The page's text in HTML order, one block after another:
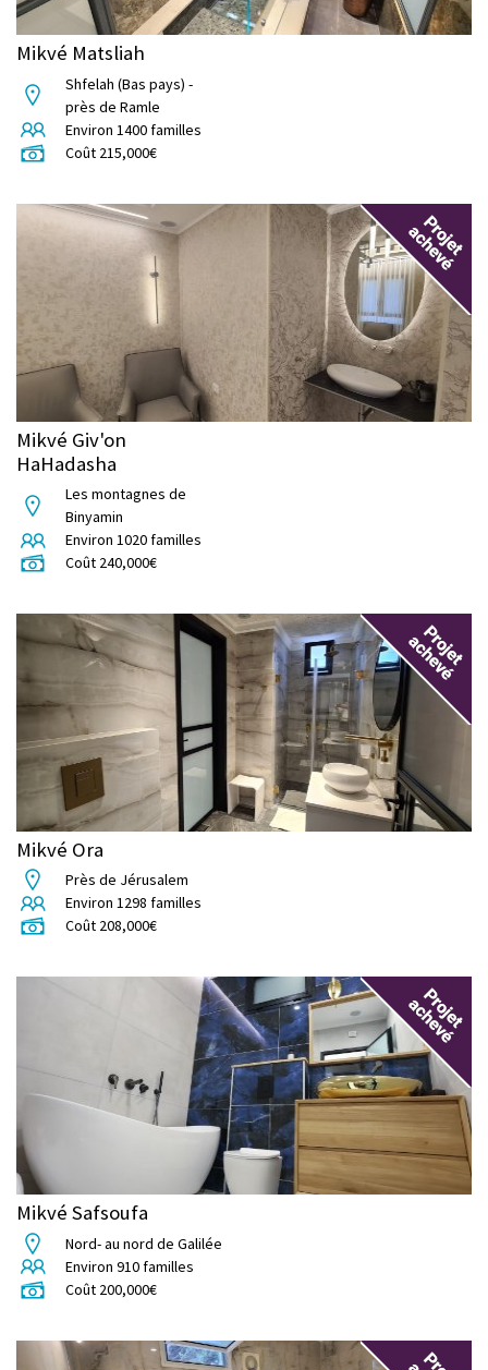
Mikvé Matsliah
Shfelah (Bas pays) -
près de Ramle
Environ 1400familles
Coût 215,000€
Mikvé Giv'on
HaHadasha
Les montagnes de
Binyamin
Environ 1020familles
Coût 240,000€
Mikvé Ora
Près de Jérusalem
Environ 1298 familles
Coût 208,000€
Mikvé Safsoufa
Nord- au nord de Galilée
Environ 910familles
Coût 200,000€